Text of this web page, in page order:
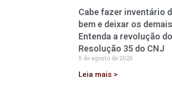
Cabe fazer inventário
bem e deixar os
Entenda a revolução
Resolução 35 do CNJ
5 de agosto de 2026
Leia mais >